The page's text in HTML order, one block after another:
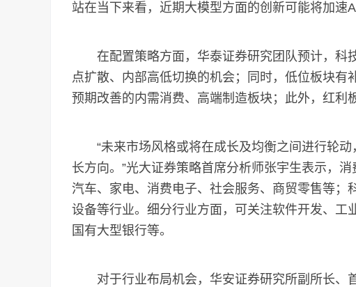
站在当下来看，近期大模型方面的创新可能将加速
在配置策略方面，华泰证券研究团队预计，科
点扩散、内部高低切换的机会；同时，低位板块有
预期改善的内需消费、高端制造板块；此外，红利
“未来市场风格或将在成长及均衡之间进行轮动
长方向。”光大证券策略首席分析师张宇生表示，
汽车、家电、消费电子、社会服务、商贸零售等；
设备等行业。细分行业方面，可关注软件开发、工
国有大型银行等。
对于行业布局机会，华安证券研究所副所长、